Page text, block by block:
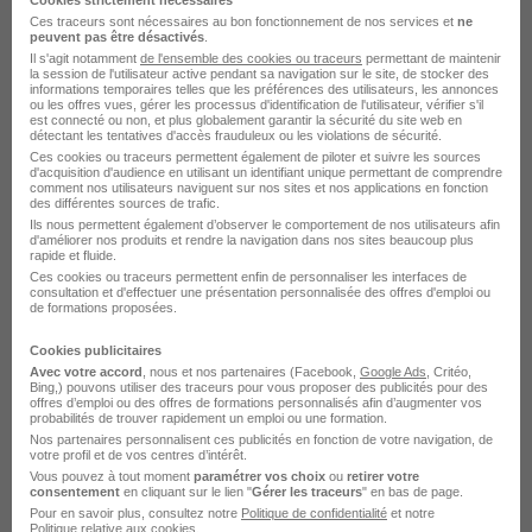
Peintre Nucléaire H/F
LIP Industrie Technique et Nucléaire
Saint-Maurice-l'Exil - 38 Intérim Temps partiel
Cette offre n’est plus disponible depuis le 24/04/26
Peintre Nucléaire H/F
DLSI France
Saint-Maurice-l'Exil - 38 Intérim Temps partiel
Ces traceurs sont nécessaires au bon fonctionnement de nos services et ne
peuvent pas être désactivés
Il s'agit notamment de l'ensemble des cookies ou traceurs permettant de maintenir
la session de l'utilisateur active pendant sa navigation sur le site, de stocker des
informations temporaires telles que les préférences des utilisateurs, les annonces
ou les offres vues, gérer les processus d'identification de l'utilisateur, vérifier s'il
est connecté ou non, et plus globalement garantir la sécurité du site web en
détectant les tentatives d'accès frauduleux ou les violations de sécurité.
Ces cookies ou traceurs permettent également de piloter et suivre les sources
d'acquisition d'audience en utilisant un identifiant unique permettant de comprendre
comment nos utilisateurs naviguent sur nos sites et nos applications en fonction
des différentes sources de trafic.
Ils nous permettent également d’observer le comportement de nos utilisateurs afin
d'améliorer nos produits et rendre la navigation dans nos sites beaucoup plus
rapide et fluide.
Ces cookies ou traceurs permettent enfin de personnaliser les interfaces de
consultation et d'effectuer une présentation personnalisée des offres d'emploi ou
de formations proposées.
Cookies publicitaires
Avec votre accord , nous et nos partenaires (Facebook, Google Ads , Critéo,
Bing,) pouvons utiliser des traceurs pour vous proposer des publicités pour des
offres d’emploi ou des offres de formations personnalisés afin d’augmenter vos
probabilités de trouver rapidement un emploi ou une formation.
Nos partenaires personnalisent ces publicités en fonction de votre navigation, de
votre profil et de vos centres d’intérêt.
Vous pouvez à tout moment paramétrer vos choix ou retirer votre
consentement en cliquant sur le lien "Gérer les traceurs" en bas de page.
Pour en savoir plus, consultez notre Politique de confidentialité et notre
Politique relative aux cookies